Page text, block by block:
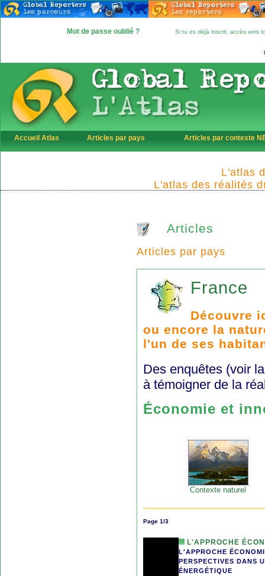
Mot de passe oublié ? Si tu es déjà inscrit, accès vers
Accueil Atlas Articles par pays Articles par contexte
L'atlas
L'atlas des réalités
Articles
Articles par pays
France
Découvre
ou encore la
l'un de ses
Des enquêtes (voir
à témoigner de la
Économie et
Contexte naturel
Page 1/3
L'APPROCHE
L'APPROCHE
PERSPECTIVES DANS
ÉNERGÉTIQUE